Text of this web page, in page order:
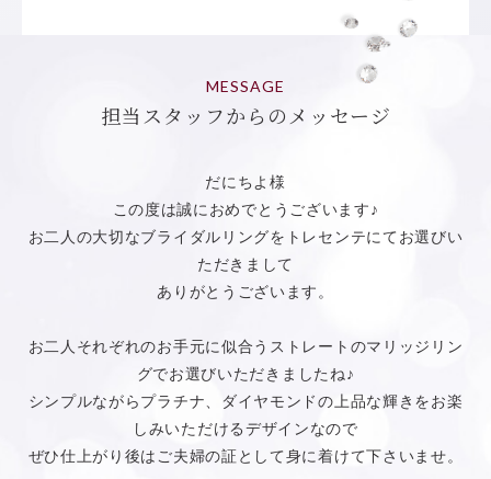
MESSAGE
担当スタッフからのメッセージ
だにちよ様
この度は誠におめでとうございます♪
お二人の大切なブライダルリングをトレセンテにてお選びい
ただきまして
ありがとうございます。
お二人それぞれのお手元に似合うストレートのマリッジリン
グでお選びいただきましたね♪
シンプルながらプラチナ、ダイヤモンドの上品な輝きをお楽
しみいただけるデザインなので
ぜひ仕上がり後はご夫婦の証として身に着けて下さいませ。